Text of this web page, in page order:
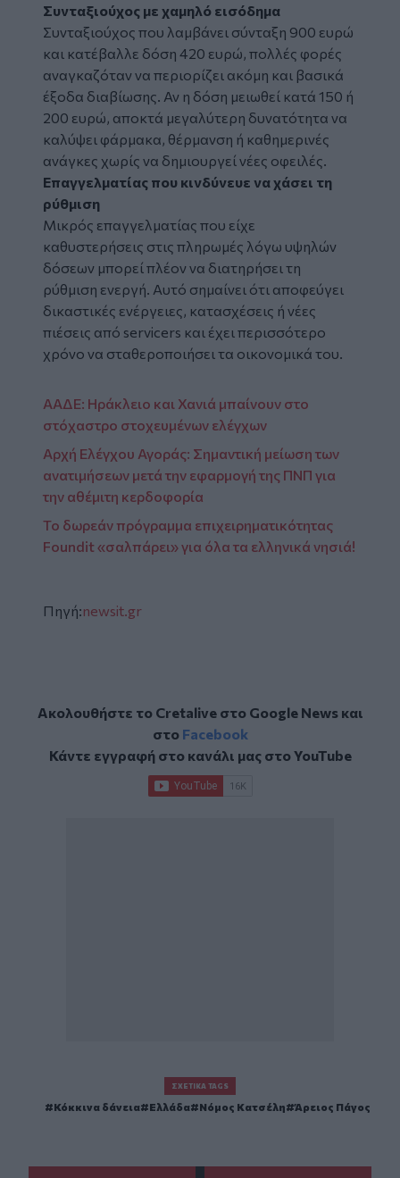
Συνταξιούχος με χαμηλό εισόδημα
Συνταξιούχος που λαμβάνει σύνταξη 900 ευρώ
και κατέβαλλε δόση 420 ευρώ, πολλές φορές
αναγκαζόταν να περιορίζει ακόμη και βασικά
έξοδα διαβίωσης. Αν η δόση μειωθεί κατά 150 ή
200 ευρώ, αποκτά μεγαλύτερη δυνατότητα να
καλύψει φάρμακα, θέρμανση ή καθημερινές
ανάγκες χωρίς να δημιουργεί νέες οφειλές.
Επαγγελματίας που κινδύνευε να χάσει τη
ρύθμιση
Μικρός επαγγελματίας που είχε
καθυστερήσεις στις πληρωμές λόγω υψηλών
δόσεων μπορεί πλέον να διατηρήσει τη
ρύθμιση ενεργή. Αυτό σημαίνει ότι αποφεύγει
δικαστικές ενέργειες, κατασχέσεις ή νέες
πιέσεις από servicers και έχει περισσότερο
χρόνο να σταθεροποιήσει τα οικονομικά του.
ΑΑΔΕ: Ηράκλειο και Χανιά μπαίνουν στο
στόχαστρο στοχευμένων ελέγχων
Αρχή Ελέγχου Αγοράς: Σημαντική μείωση των
ανατιμήσεων μετά την εφαρμογή της ΠΝΠ για
την αθέμιτη κερδοφορία
Το δωρεάν πρόγραμμα επιχειρηματικότητας
Foundit «σαλπάρει» για όλα τα ελληνικά νησιά!
Πηγή:newsit.gr
Ακολουθήστε το Cretalive στο Google Newsκαι
στο Facebook
Κάντε εγγραφή στο κανάλι μας στοYouTube
ΣΧΕΤΙΚΆ TAGS
Κόκκινα δάνεια Ελλάδα Νόμος Κατσέλη Άρειος Πάγος